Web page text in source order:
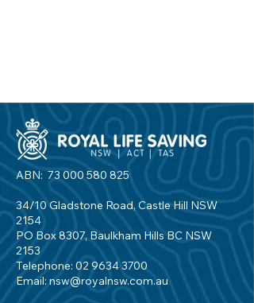
ABN: 73 000 580 825
34/10 Gladstone Road, Castle Hill NSW
2154
PO Box 8307, Baulkham Hills BC NSW
2153
Telephone: 02 9634 3700
Email:nsw@royalnsw.com.au